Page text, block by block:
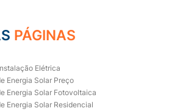
PÁGINAS
Elétrica
Energia Solar Preço
Energia Solar Fotovoltaica
Energia Solar Residencial